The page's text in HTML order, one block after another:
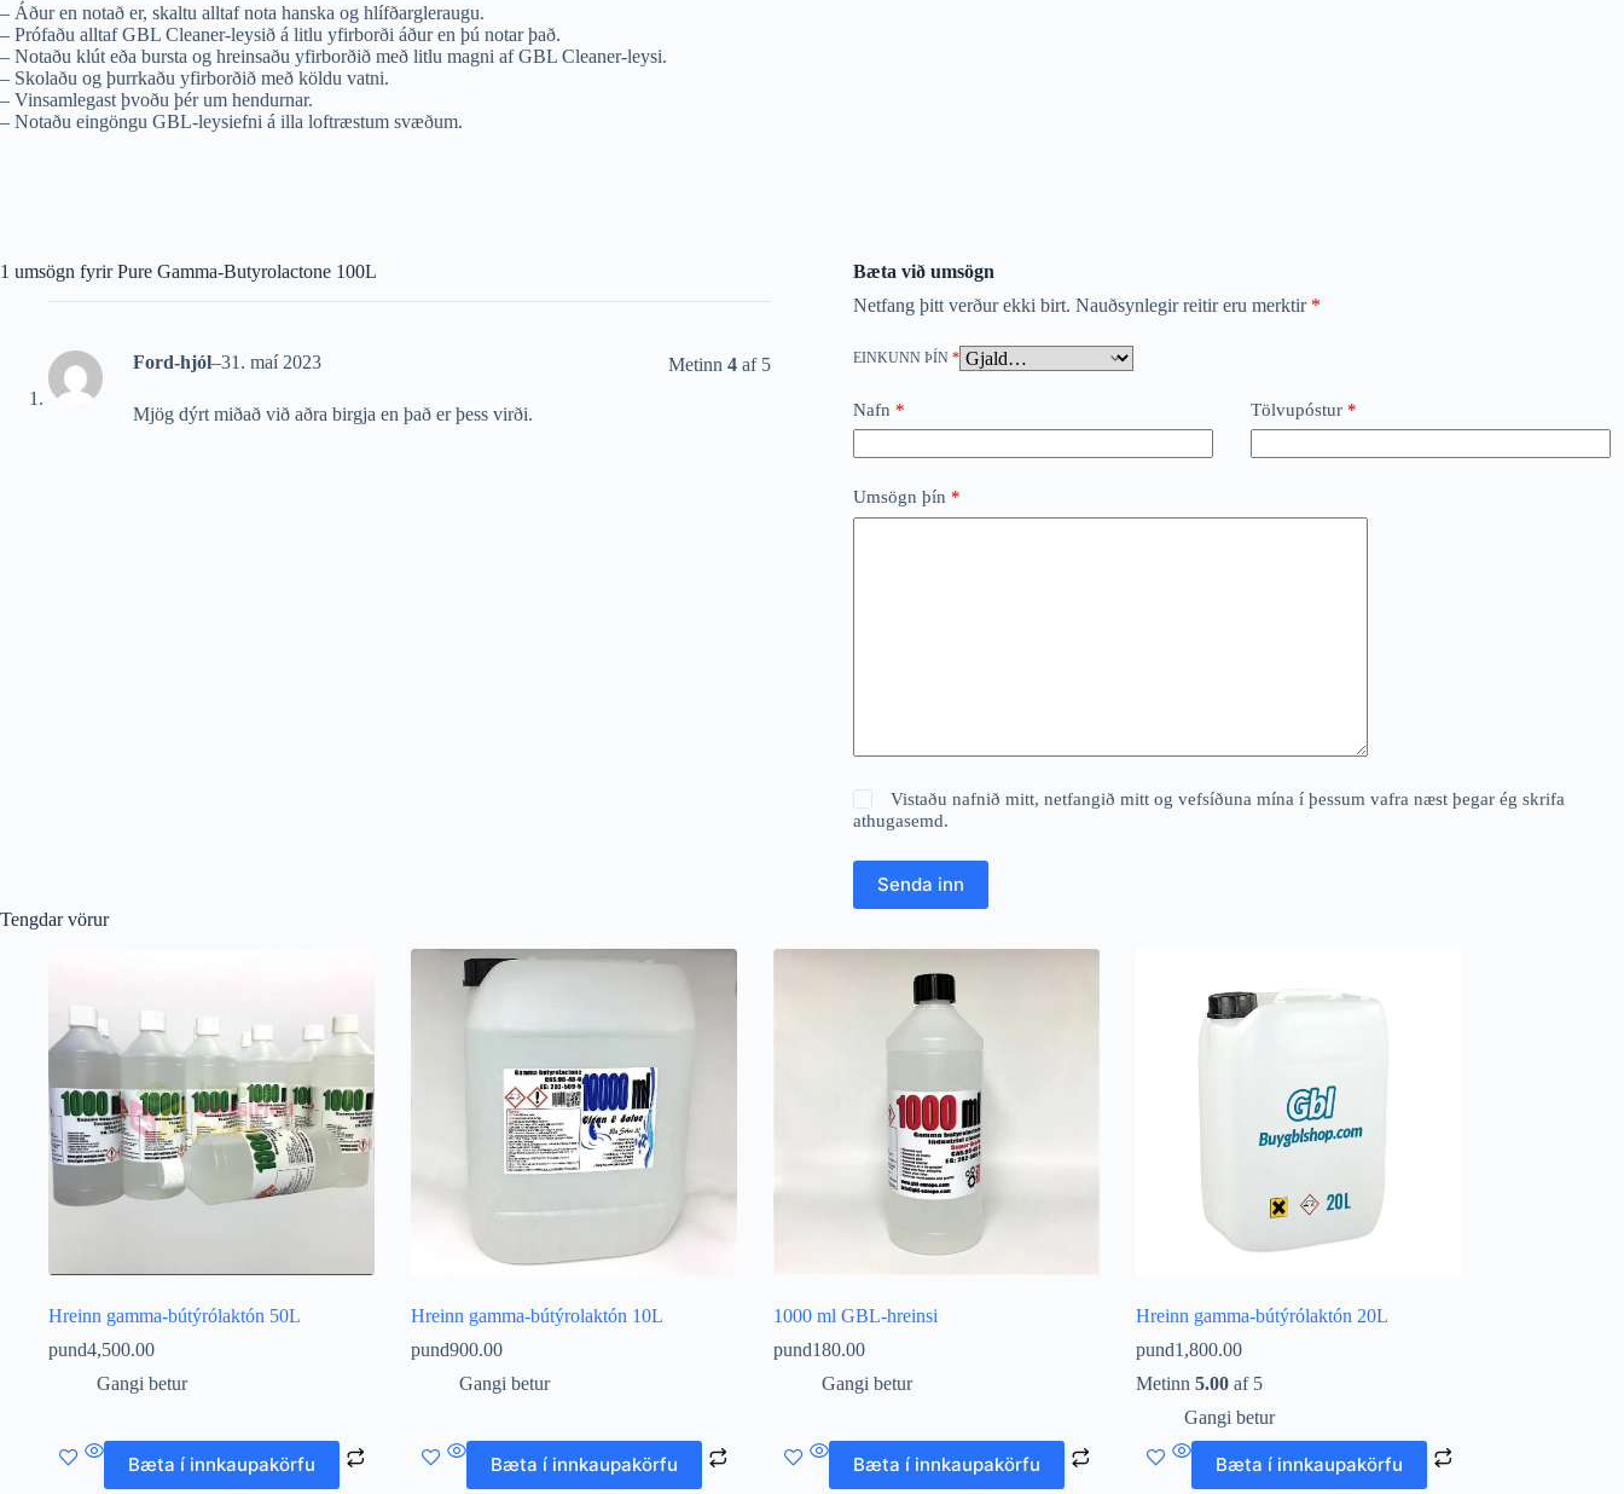
– Áður en notað er, skaltu alltaf nota hanska og hlífðargleraugu.
– Prófaðu alltaf GBL Cleaner-leysið á litlu yfirborði áður en þú notar það.
– Notaðu klút eða bursta og hreinsaðu yfirborðið með litlu magni af GBL Cleaner-leysi.
– Skolaðu og þurrkaðu yfirborðið með köldu vatni.
– Vinsamlegast þvoðu þér um hendurnar.
– Notaðu eingöngu GBL-leysiefni á illa loftræstum svæðum.
1 umsögn fyrirPure Gamma-Butyrolactone 100L
Metinn4 af 5
Ford-hjól–31. maí 2023
Mjög dýrt miðað við aðra birgja en það er þess virði.
Bæta við umsögn
Netfang þitt verður ekki birt. Nauðsynlegir reitir eru merktir *
EINKUNN ÞÍN *
Nafn * Tölvupóstur*
Umsögn þín *
Vistaðu nafnið mitt, netfangið mitt og vefsíðuna mína í þessum vafra næst þegar ég skrifa
athugasemd.
Senda inn
Tengdar vörur
Hreinn gamma-bútýrólaktón 50L
pund4,500.00
Gangi betur
Bæta í innkaupakörfu
Hreinn gamma-bútýrolaktón 10L
pund900.00
Gangi betur
Bæta í innkaupakörfu
1000 ml GBL-hreinsi
pund180.00
Gangi betur
Bæta í innkaupakörfu
Hreinn gamma-bútýrólaktón 20L
pund1,800.00
Metinn 5.00af 5
Gangi betur
Bæta í innkaupakörfu